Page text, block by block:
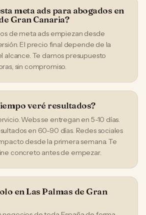
meta ads para abogados en
Gran Canaria?
de meta ads empiezan desde
El precio final depende de la
alcance. Te damos presupuesto
sin compromiso.
veré resultados?
Webs se entregan en 5-10 días.
en 60-90 días. Redes sociales
desde la primera semana. Te
concreto antes de empezar.
en Las Palmas de Gran